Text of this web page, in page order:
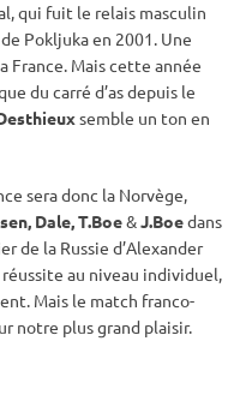
qui fuit le relais masculin
de Pokljukaen 2001. Une
Mais cette année
du carré d’as depuis le
semble un ton en
sera donc la Norvège,
Dale, T.Boe&J.Boedans
de la Russie d’Alexander
au niveau individuel,
Mais le match franco-
notre plus grand plaisir.